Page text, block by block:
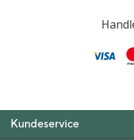
Kundeservice